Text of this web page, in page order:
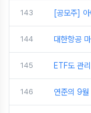
143 [공모주]
144 대한항공
145 ETF도 관
146 연준의 9